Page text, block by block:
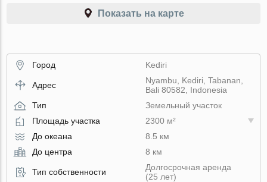
Показать на карте
Город Kediri
Адрес
Nyambu, Kediri, Tabanan,
Bali 80582, Indonesia
Тип
Земельный участок
Площадь участка
2300 м²
До океана
8.5 км
До центра
8 км
Тип собственности
Долгосрочная аренда
(25 лет)